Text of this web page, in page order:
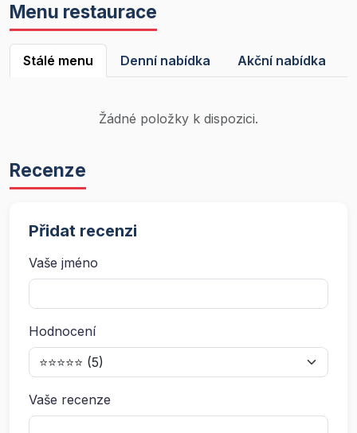
Menu restaurace
Stálé menu Denní nabídka Akční nabídka
Žádné položky k dispozici.
Recenze
Přidat recenzi
Vaše jméno
Hodnocení
Vaše recenze